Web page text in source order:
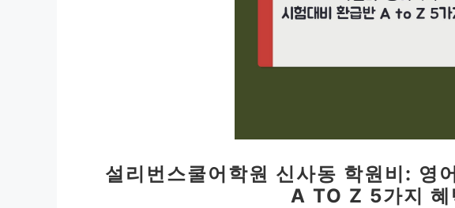
설리번스쿨어학원 신사동 학원비: 영
A TO Z 5가지 혜